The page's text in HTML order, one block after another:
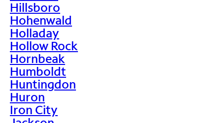
Hillsboro
Hohenwald
Holladay
Hollow Rock
Hornbeak
Humboldt
Huntingdon
Huron
Iron City